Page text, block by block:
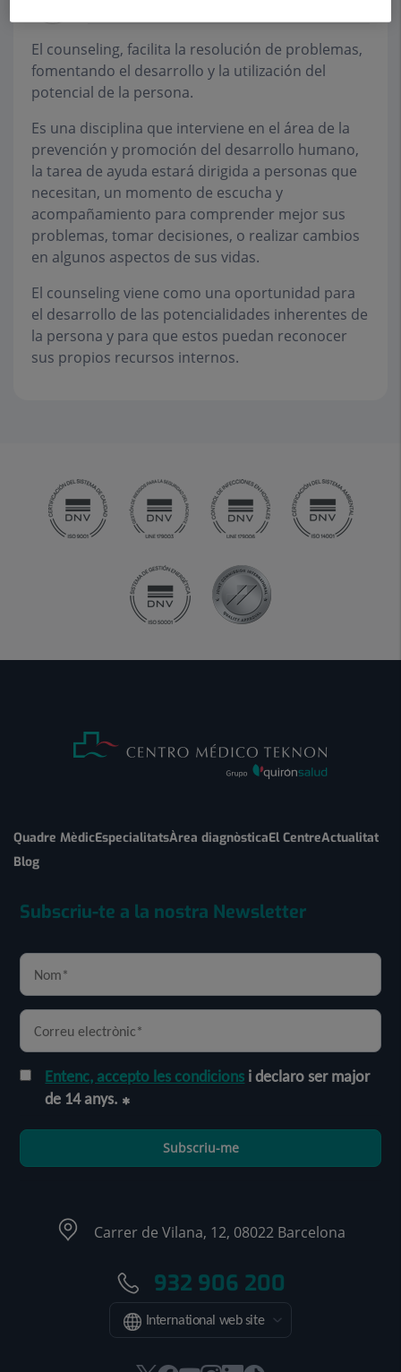
El counseling, facilita la resolución de problemas,
fomentando el desarrollo y la utilización del
potencial de la persona.
Es una disciplina que interviene en el área de la
prevención y promoción del desarrollo humano,
la tarea de ayuda estará dirigida a personas que
necesitan, un momento de escucha y
acompañamiento para comprender mejor sus
problemas, tomar decisiones, o realizar cambios
en algunos aspectos de sus vidas.
El counseling viene como una oportunidad para
el desarrollo de las potencialidades inherentes de
la persona y para que estos puedan reconocer
sus propios recursos internos.
Quadre MèdicEspecialitatsÀrea diagnòsticaEl CentreActualitat
Blog
Subscriu-te a la nostra Newsletter
Entenc, accepto les condicions i declaro ser major
de 14 anys.
Subscriu-me
Carrer de Vilana, 12, 08022 Barcelona
932 906 200
International web site